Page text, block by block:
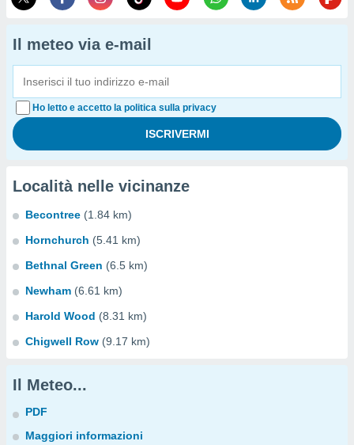
Il meteo via e-mail
Ho letto e accetto la politica sulla privacy
Località nelle vicinanze
Becontree (1.84 km)
Hornchurch (5.41 km)
Bethnal Green (6.5 km)
Newham (6.61 km)
Harold Wood (8.31 km)
Chigwell Row (9.17 km)
Il Meteo...
PDF
Maggiori informazioni